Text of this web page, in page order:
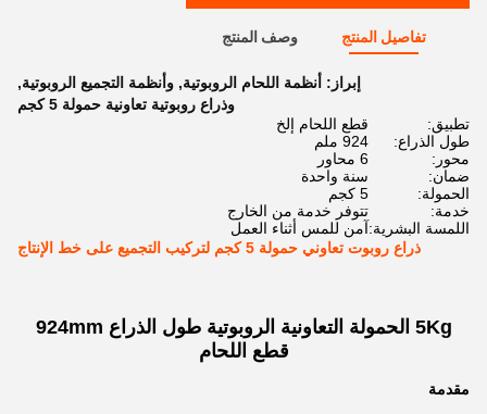
تفاصيل المنتج وصف المنتج
إبراز: أنظمة اللحام الروبوتية, وأنظمة التجميع الروبوتية,
وذراع روبوتية تعاونية حمولة 5 كجم
تطبيق:
قطع اللحام إلخ
طول الذراع:
924 ملم
محور:
6 محاور
ضمان:
سنة واحدة
الحمولة:
5 كجم
خدمة:
تتوفر خدمة من الخارج
اللمسة البشرية:آمن للمس أثناء العمل
ذراع روبوت تعاوني حمولة 5 كجم لتركيب التجميع على خط الإنتاج
5Kg الحمولة التعاونية الروبوتية طول الذراع 924mm
قطع اللحام
مقدمة